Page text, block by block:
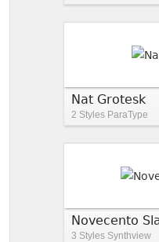
Nat Grotesk
2 Styles ParaType
Novecento
3 Styles Synthview